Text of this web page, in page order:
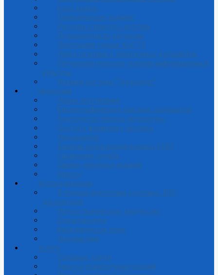
Базы данных
Периодические издания
Ресурсы открытого доступа
Путеводители по ресурсам
Персоналии ученых КузГТУ
Поиск печатных и электронных документов
Обучающие курсы по основам информационной
культуры
Издания системы "Техэксперт"
Читателям
Новые поступления
Библиографическое описание документов
Конструктор списков литературы
Доступ к формуляру читателя
Мероприятия
Книжная полка первокурсника (СПО)
Справочная служба
Замена утерянных изданий
Опросы
Исследователям
В помощь подготовке курсовых, ВКР,
диссертаций
Научно-техническое творчество
Открытая наука
Академическая этика
Наукометрия
Услуги
Основные услуги
Заказ на приобретение изданий